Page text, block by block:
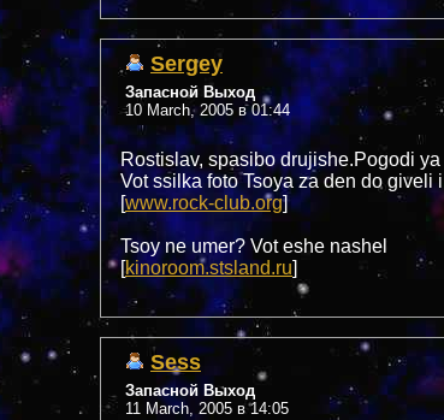
Sergey
Запасной Выход
10 March, 2005 в 01:44
Rostislav, spasibo drujishe.Pogodi
Vot ssilka foto Tsoya za den do
[www.rock-club.org]
Tsoy ne umer? Vot eshe nashel
[kinoroom.stsland.ru]
Sess
Запасной Выход
11 March, 2005 в 14:05